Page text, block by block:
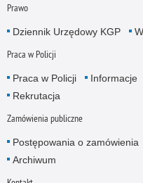
Prawo
Dziennik Urzędowy KGP
Praca w Policji
Praca w Policji Informacje
Rekrutacja
Zamówienia publiczne
Postępowania o zamówienia
Archiwum